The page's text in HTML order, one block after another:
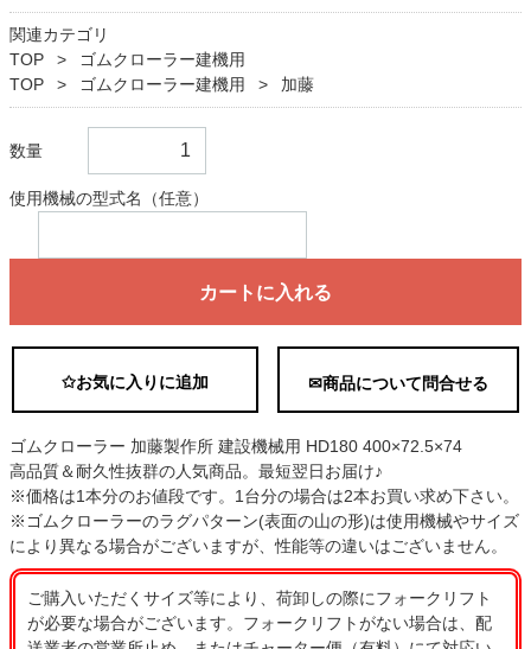
関連カテゴリ
TOP
ゴムクローラー建機用
TOP
ゴムクローラー建機用 加藤
数量
使用機械の型式名（任意）
カートに入れる
✩お気に入りに追加 ✉商品について問合せる
ゴムクローラー 加藤製作所 建設機械用 HD180 400×72.5×74
高品質＆耐久性抜群の人気商品。最短翌日お届け♪
※価格は1本分のお値段です。1台分の場合は2本お買い求め下さい。
※ゴムクローラーのラグパターン(表面の山の形)は使用機械やサイズ
により異なる場合がございますが、性能等の違いはございません。
ご購入いただくサイズ等により、荷卸しの際にフォークリフト
が必要な場合がございます。フォークリフトがない場合は、配